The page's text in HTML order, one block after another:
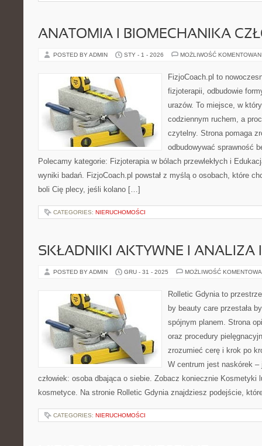
ANATOMIA I BIOMECHANIKA
POSTED BY ADMIN STY - 1 - 2026 MOŻLIWOŚĆ
FizjoCoach.pl to
fizjoterapii, odbudowie
urazów. To miejsce, w
codziennym ruchem, a
czytelny. Strona pomaga
odbudowywać sprawność
Polecamy kategorie: Fizjoterapia w bólach przewlekłych i
wyniki badań. FizjoCoach.pl powstał z myślą o osobach, które
boli Cię plecy, jeśli kolano […]
CATEGORIES: NIERUCHOMOŚCI
SKŁADNIKI AKTYWNE I ANALIZA
POSTED BY ADMIN GRU - 31 - 2025 MOŻLIWOŚĆ
Rolletic Gdynia to
by beauty care przestała
spójnym planem. Strona
oraz procedury
zrozumieć cerę i krok po
W centrum jest naskórek –
człowiek: osoba dbająca o siebie. Zobacz koniecznie Kosmetyki
kosmetyce. Na stronie Rolletic Gdynia znajdziesz podejście,
CATEGORIES: NIERUCHOMOŚCI